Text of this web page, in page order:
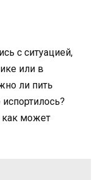
с ситуацией,
или в
ли пить
как может